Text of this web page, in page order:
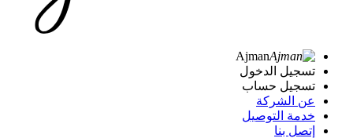
Ajman
تسجيل الدخول
تسجيل حساب
عن الشركة
خدمة التوصيل
إتصل بنا